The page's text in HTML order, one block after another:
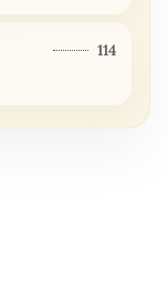
114